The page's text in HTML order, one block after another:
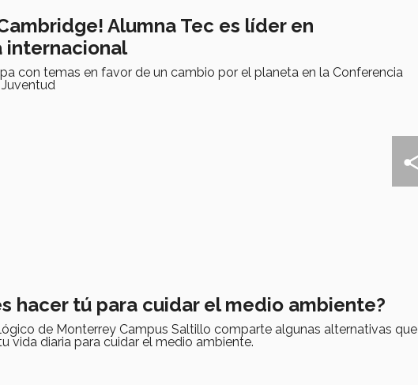
Alumna Tec es líder en
internacional
con temas en favor de un cambio por el planeta en la Conferencia
hacer tú para cuidar el medio ambiente?
de Monterrey Campus Saltillo comparte algunas alternativas que
vida diaria para cuidar el medio ambiente.